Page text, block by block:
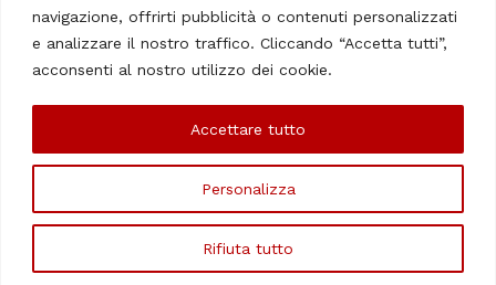
navigazione, offrirti pubblicità o contenuti personalizzati
e analizzare il nostro traffico. Cliccando “Accetta tutti”,
acconsenti al nostro utilizzo dei cookie.
Personalizza
Rifiuta tutto
Accettare tutto
Dedicato in particolare a tutti gli italiani residenti all'estero.
Tutti i diritti sono riservati. Quotidiano online indipendente
Le Firme
©Copyright 2006/2020 - ItaliaChiamaItalia